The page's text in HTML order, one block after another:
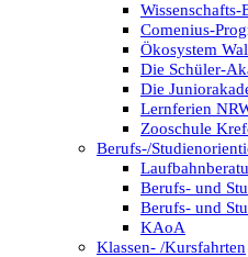
Wissenschafts-
Comenius-
Ökosystem
Die Schüler-
Die
Lernferien
Zooschule
Berufs-/
Berufs- und
Berufs- und
KAoA
Klassen- /Kursfahrten